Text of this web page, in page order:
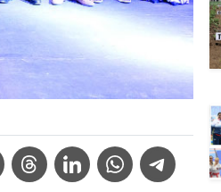
Icon
Threads IconLinkedin IconWhatsApp IconTelegram Icon